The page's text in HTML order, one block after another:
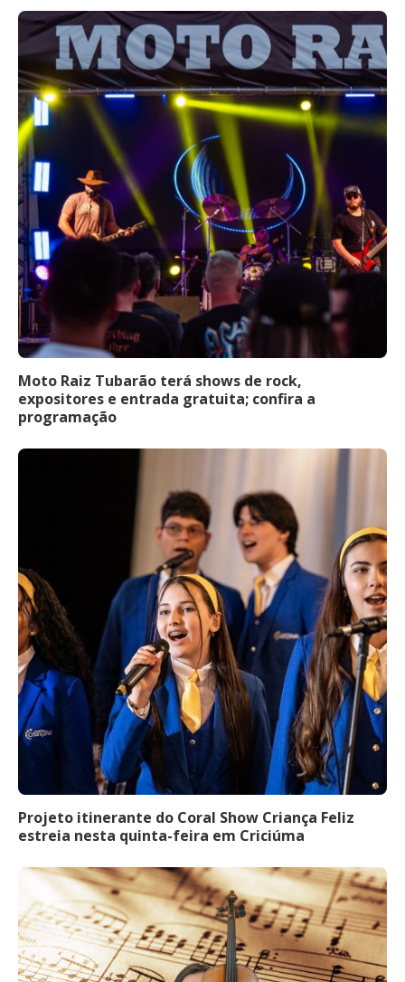
Moto Raiz Tubarão terá shows de rock,
expositores e entrada gratuita; confira a
programação
Projeto itinerante do Coral Show Criança Feliz
estreia nesta quinta-feira em Criciúma